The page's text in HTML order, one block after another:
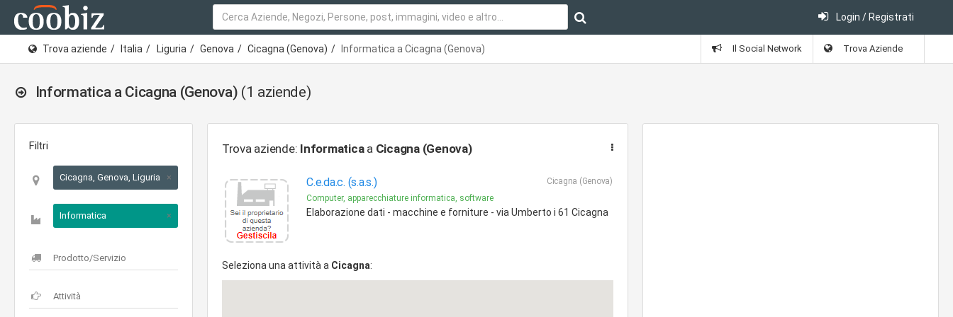
Login / Registrati
Trova aziende Italia Liguria Genova Cicagna (Genova) Informatica a Cicagna (Genova) Il Social Network Trova Aziende
Informatica a Cicagna (Genova) (1 aziende)
Filtri
Cicagna, Genova, Liguria ×
Informatica ×
Trova aziende: Informaticaa Cicagna (Genova)
C.e.da.c. (s.a.s.)
Cicagna (Genova)
Computer, apparecchiature informatica, software
Elaborazione dati - macchine e forniture - via Umberto i 61 Cicagna
Seleziona una attività a Cicagna: